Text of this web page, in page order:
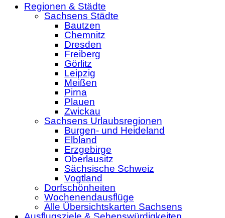
Regionen & Städte
Sachsens Städte
Bautzen
Chemnitz
Dresden
Freiberg
Görlitz
Leipzig
Meißen
Pirna
Plauen
Zwickau
Sachsens Urlaubsregionen
Burgen- und Heideland
Elbland
Erzgebirge
Oberlausitz
Sächsische Schweiz
Vogtland
Dorfschönheiten
Wochenendausflüge
Alle Übersichtskarten Sachsens